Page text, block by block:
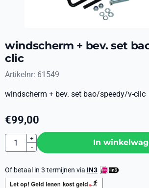
windscherm + bev. set
clic
Artikelnr: 61549
windscherm + bev. set bao/speedy/v-clic
€99,00
Aantal
+
-
In
Of betaal in 3 termijnen via IN3